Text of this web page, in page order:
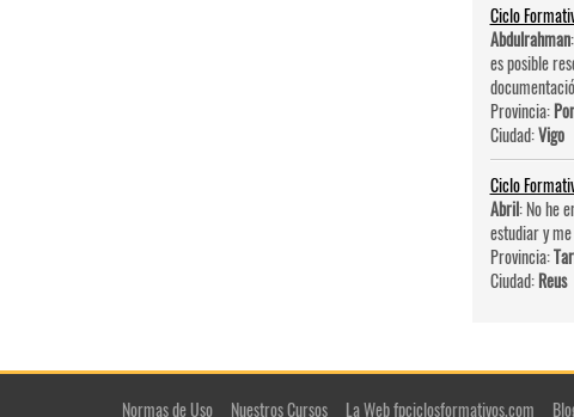
Ciclo
Abdulrahman
es posible
Provincia:
Ciudad:Vigo
Ciclo
Abril: No he
estudiar y
Provincia:
Ciudad:Reus
Normas de Uso Nuestros Cursos La Web fpciclosformativos.com